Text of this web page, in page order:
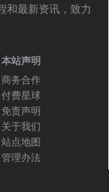
和最新资讯，致力
本站声明
商务合作
付费星球
免责声明
关于我们
站点地图
管理办法